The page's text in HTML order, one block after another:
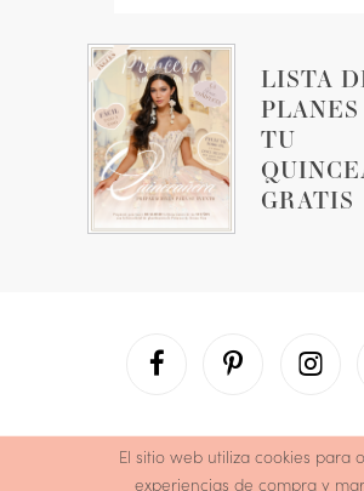
LISTA
TU
GRATIS
El sitio web utiliza cookies para
experiencias de compra y